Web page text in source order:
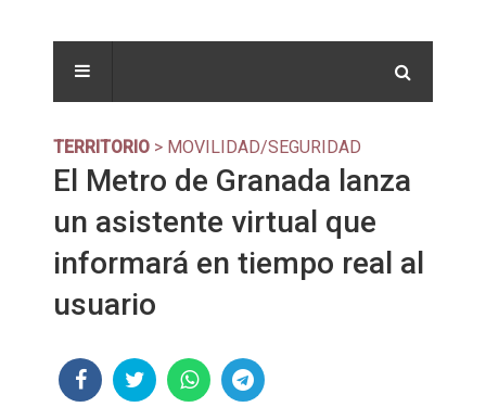
TERRITORIO > MOVILIDAD/SEGURIDAD
El Metro de Granada lanza
un asistente virtual que
informará en tiempo real al
usuario